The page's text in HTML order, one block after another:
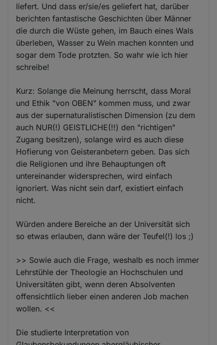
liefert. Und dass er/sie/es geliefert hat, darüber
berichten fantastische Geschichten über Männer
die durch die Wüste gehen, im Bauch eines Wals
überleben, Wasser zu Wein machen konnten und
sogar dem Tode protzten. So wahr wie ich hier
schreibe!
Kurz: Solange die Meinung herrscht, dass Moral
und Ethik "von OBEN" kommen muss, und zwar
aus der supernaturalistischen Dimension (zu dem
auch NUR(!) GEISTLICHE(!!) den "richtigen"
Zugang besitzen), solange wird es auch diese
Hofierung von Geisteranbetern geben. Das sich
die Religionen und ihre Behauptungen oft
untereinander widersprechen, wird einfach
ignoriert. Was nicht sein darf, existiert einfach
nicht.
Würden andere Bereiche an der Universität sich
so etwas erlauben, dann wäre der Teufel(!) los ;)
>> Sowie auch die Frage, weshalb es noch immer
Lehrstühle der Theologie an Hochschulen und
Universitäten gibt, wenn deren Absolventen
offensichtlich lieber einen anderen Job machen
wollen. <<
Die studierte Interpretation von